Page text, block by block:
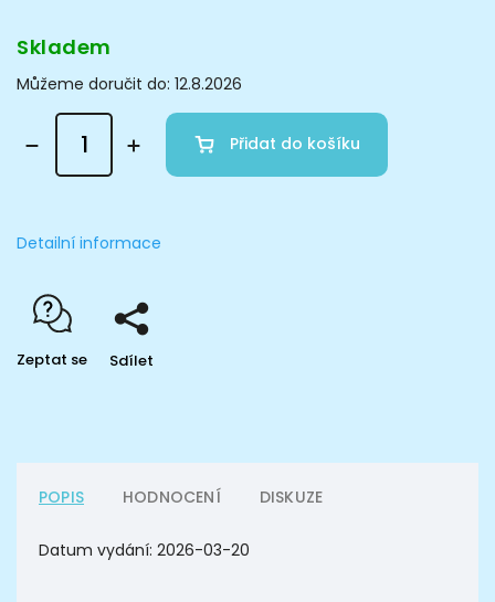
Skladem
Můžeme doručit do: 12.8.2026
Přidat do košíku
Detailní informace
Zeptat se Sdílet
POPIS HODNOCENÍ DISKUZE
Datum vydání: 2026-03-20